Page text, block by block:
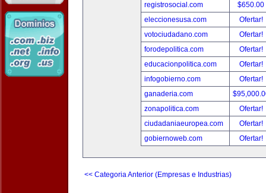
registrosocial.com
$650.00
eleccionesusa.com
Ofertar!
votociudadano.com
Ofertar!
forodepolitica.com
Ofertar!
educacionpolitica.com
Ofertar!
infogobierno.com
Ofertar!
ganaderia.com
zonapolitica.com
Ofertar!
ciudadaniaeuropea.com
Ofertar!
gobiernoweb.com
Ofertar!
<< Categoria Anterior (Empresas e Industrias)